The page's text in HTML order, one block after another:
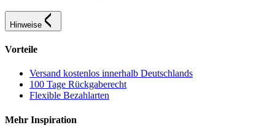
Hinweise
Vorteile
Versand kostenlos innerhalb Deutschlands
100 Tage Rückgaberecht
Flexible Bezahlarten
Mehr Inspiration